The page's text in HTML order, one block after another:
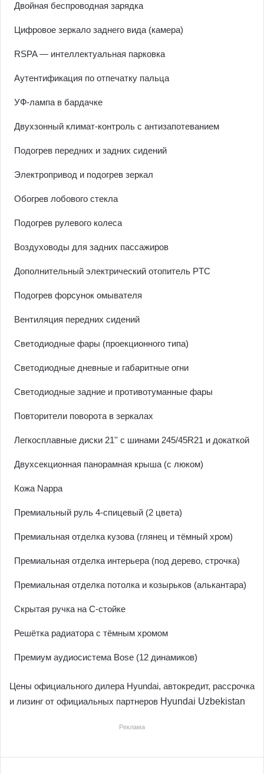
Двойная беспроводная зарядка
Цифровое зеркало заднего вида (камера)
RSPA — интеллектуальная парковка
Аутентификация по отпечатку пальца
УФ-лампа в бардачке
Двухзонный климат-контроль с антизапотеванием
Подогрев передних и задних сидений
Электропривод и подогрев зеркал
Обогрев лобового стекла
Подогрев рулевого колеса
Воздуховоды для задних пассажиров
Дополнительный электрический отопитель PTC
Подогрев форсунок омывателя
Вентиляция передних сидений
Светодиодные фары (проекционного типа)
Светодиодные дневные и габаритные огни
Светодиодные задние и противотуманные фары
Повторители поворота в зеркалах
Легкосплавные диски 21'' с шинами 245/45R21 и докаткой
Двухсекционная панорамная крыша (с люком)
Кожа Nappa
Премиальный руль 4-спицевый (2 цвета)
Премиальная отделка кузова (глянец и тёмный хром)
Премиальная отделка интерьера (под дерево, строчка)
Премиальная отделка потолка и козырьков (алькантара)
Скрытая ручка на C-стойке
Решётка радиатора с тёмным хромом
Премиум аудиосистема Bose (12 динамиков)
Цены официального дилера Hyundai, автокредит, рассрочка
и лизинг от официальных партнеров Hyundai Uzbekistan
Реклама